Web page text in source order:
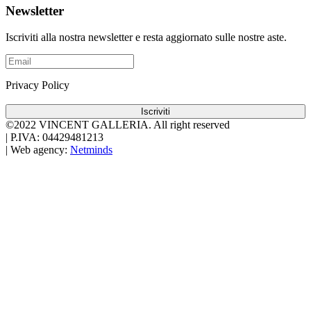
Newsletter
Iscriviti alla nostra newsletter e resta aggiornato sulle nostre aste.
Privacy Policy
Iscriviti
©2022 VINCENT GALLERIA. All right reserved
P.IVA: 04429481213
Web agency: Netminds